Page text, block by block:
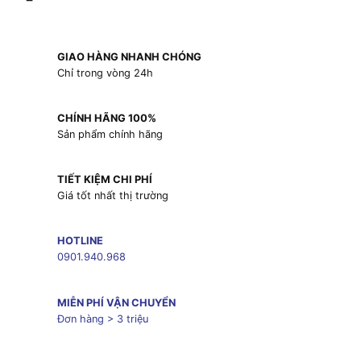
GIAO HÀNG NHANH CHÓNG
Chỉ trong vòng 24h
CHÍNH HÃNG 100%
Sản phẩm chính hãng
TIẾT KIỆM CHI PHÍ
Giá tốt nhất thị trường
HOTLINE
0901.940.968
MIỄN PHÍ VẬN CHUYỂN
Đơn hàng > 3 triệu